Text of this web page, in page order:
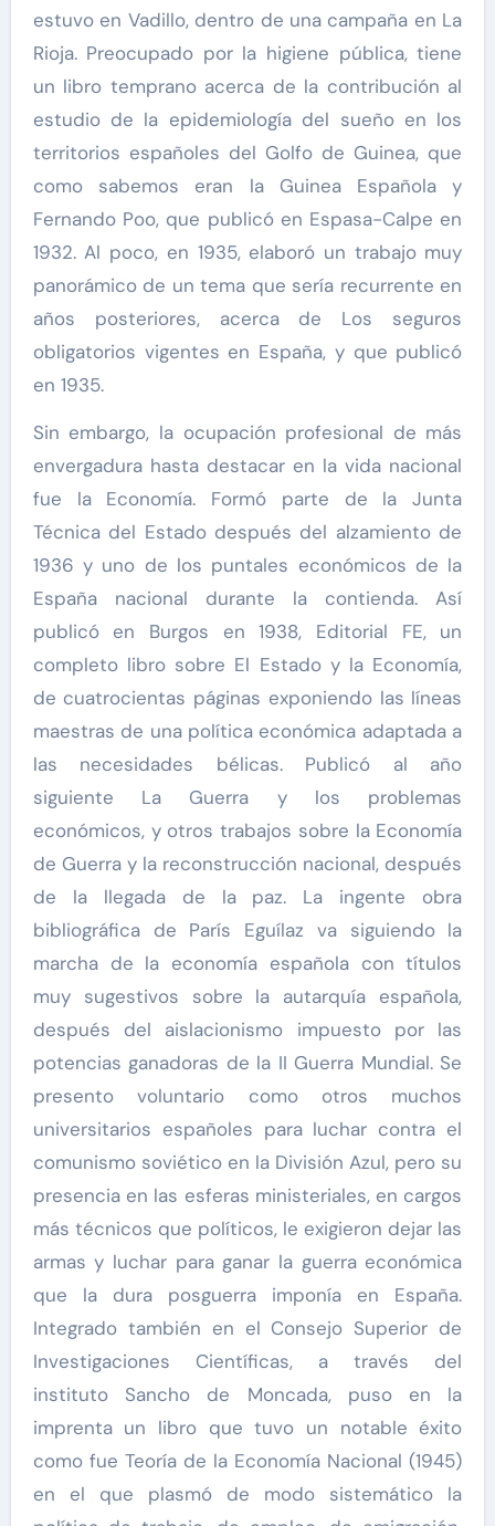
estuvo en Vadillo, dentro de una campaña en La
Rioja. Preocupado por la higiene pública, tiene
un libro temprano acerca de la contribución al
estudio de la epidemiología del sueño en los
territorios españoles del Golfo de Guinea, que
como sabemos eran la Guinea Española y
Fernando Poo, que publicó en Espasa-Calpe en
1932. Al poco, en 1935, elaboró un trabajo muy
panorámico de un tema que sería recurrente en
años posteriores, acerca de Los seguros
obligatorios vigentes en España, y que publicó
en 1935.
Sin embargo, la ocupación profesional de más
envergadura hasta destacar en la vida nacional
fue la Economía. Formó parte de la Junta
Técnica del Estado después del alzamiento de
1936 y uno de los puntales económicos de la
España nacional durante la contienda. Así
publicó en Burgos en 1938, Editorial FE, un
completo libro sobre El Estado y la Economía,
de cuatrocientas páginas exponiendo las líneas
maestras de una política económica adaptada a
las necesidades bélicas. Publicó al año
siguiente La Guerra y los problemas
económicos, y otros trabajos sobre la Economía
de Guerra y la reconstrucción nacional, después
de la llegada de la paz. La ingente obra
bibliográfica de París Eguílaz va siguiendo la
marcha de la economía española con títulos
muy sugestivos sobre la autarquía española,
después del aislacionismo impuesto por las
potencias ganadoras de la II Guerra Mundial. Se
presento voluntario como otros muchos
universitarios españoles para luchar contra el
comunismo soviético en la División Azul, pero su
presencia en las esferas ministeriales, en cargos
más técnicos que políticos, le exigieron dejar las
armas y luchar para ganar la guerra económica
que la dura posguerra imponía en España.
Integrado también en el Consejo Superior de
Investigaciones Científicas, a través del
instituto Sancho de Moncada, puso en la
imprenta un libro que tuvo un notable éxito
como fue Teoría de la Economía Nacional (1945)
en el que plasmó de modo sistemático la